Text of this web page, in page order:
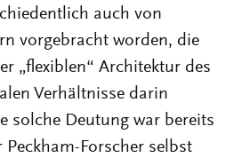
auch von
vorgebracht worden, die
„flexiblen“ Architektur des
Verhältnisse darin
solche Deutung war bereits
Forscher selbst